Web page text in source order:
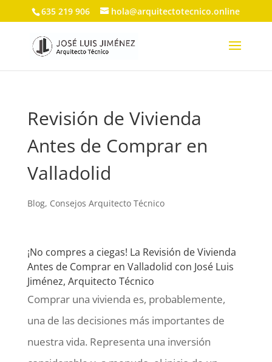
635 219 906 hola@arquitectotecnico.online
Revisión de Vivienda
Antes de Comprar en
Valladolid
Blog, Consejos Arquitecto Técnico
¡No compres a ciegas! La Revisión de Vivienda
Antes de Comprar en Valladolid con José Luis
Jiménez, Arquitecto Técnico
Comprar una vivienda es, probablemente,
una de las decisiones más importantes de
nuestra vida. Representa una inversión